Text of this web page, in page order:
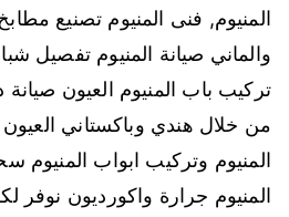
المنيوم, فنى المنيوم تصنيع
والماني صيانة المنيوم تفصيل
تركيب باب المنيوم العيون صيانة
من خلال هندي وباكستاني
المنيوم وتركيب ابواب المنيوم
المنيوم جرارة واكورديون نوفر